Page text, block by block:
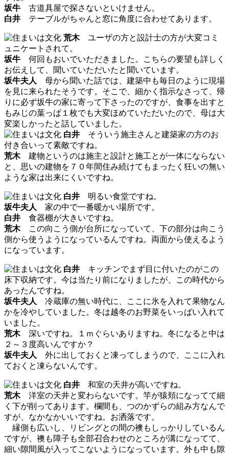
坂牛 古道具屋で探さないといけません。
白井 テーブルがちゃんと窓に角度に合わせてあります。
荒木ユーザの方と設計士の方が大変コミ
ュニケートされて。
坂牛 何回もおいでいただきました。こちらの要望も詳しく
お伝えして、聞いていただいたと聞いています。
坂牛夫人
母から聞いた話では、建築中も毎日のように現場
を見に来られたそうです。そこで、細かく指示なさって、帰
りに必ず坂牛の家に寄って下さったのですが、食事を出すと
もみじの葉っぱ１枚でも大変ほめていただいたので、母は大
変楽しかったと話していました。
白井 そういう施主さんと建築家の方のお
付き合いって素敵ですね。
荒木建物というのは施主と設計と施工とが一体にならない
と、思いの建物を７０年間住み続けてもまったく狂いの無い
ような家は出来にくいですね。
白井 明るい食堂ですね。
坂牛夫人
家の中で一番暖かい場所です。
白井 食器棚が大きいですね。
荒木この向こう側が台所になっていて、下の部分は向こう
側から使うようになっているんですね。両面から使えるよう
になっています。
白井 キッチンでまず目に付いたのがこの
床下収納です。今は当たり前になりましたが、この時代から
あったんですね。
坂牛夫人
冷蔵庫の無い時代に、ここに氷を入れて果物なん
かを冷やしていました。冬は越冬のお野菜をいっぱい入れて
いました。
荒木深いですね。１ｍぐらいありますね。冬になると中は
２～３度高いんですか？
坂牛夫人
外に出しておくと凍ってしまうので、ここに入れ
ておくと凍らないんです。
白井 和室の天井が高いですね。
荒木洋室の天井と変わらないです。竿が猿頬になってて細
く下が削ってあります。欄間も、つのかずらの組み方なんで
すが、なかなかいいですね。お洒落です。
縁側も広いし、リビングとの間の襖もしっかりしているん
ですが、襖も障子も全部召合わせのところが溝になってて、
細い隙間風が入ってこないようになっています。外も中も隙